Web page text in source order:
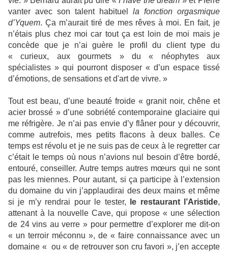
vanter avec son talent habituel la fonction orgasmique
d’Yquem. Ça m’aurait tiré de mes rêves à moi. En fait, je
n’étais plus chez moi car tout ça est loin de moi mais je
concède que je n’ai guère le profil du client type du
« curieux, aux gourmets » du « néophytes aux
spécialistes » qui pourront disposer « d’un espace tissé
d’émotions, de sensations et d'art de vivre. »
Tout est beau, d’une beauté froide « granit noir, chêne et
acier brossé » d’une sobriété contemporaine glaciaire qui
me réfrigère. Je n’ai pas envie d’y flâner pour y découvrir,
comme autrefois, mes petits flacons à deux balles. Ce
temps est révolu et je ne suis pas de ceux à le regretter car
c’était le temps où nous n’avions nul besoin d’être bordé,
entouré, conseiller. Autre temps autres mœurs qui ne sont
pas les miennes. Pour autant, si ça participe à l’extension
du domaine du vin j’applaudirai des deux mains et même
si je m’y rendrai pour le tester,
le restaurant l’Aristide,
attenant à la nouvelle Cave, qui propose « une sélection
de 24 vins au verre » pour permettre d’explorer me dit-on
« un terroir méconnu », de « faire connaissance avec un
domaine « ou « de retrouver son cru favori », j’en accepte